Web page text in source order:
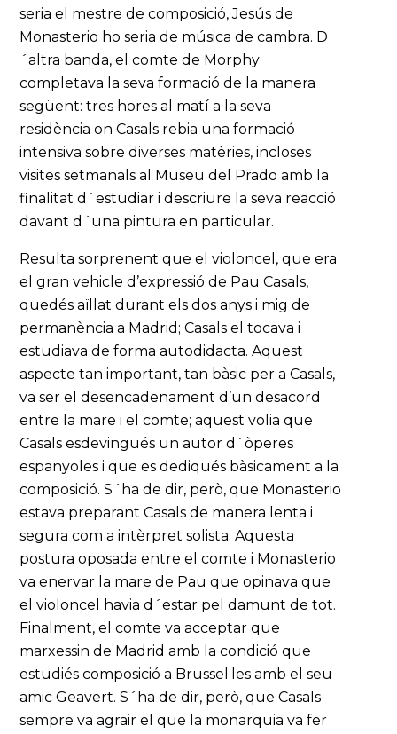
seria el mestre de composició, Jesús de
Monasterio ho seria de música de cambra. D
´altra banda, el comte de Morphy
completava la seva formació de la manera
següent: tres hores al matí a la seva
residència on Casals rebia una formació
intensiva sobre diverses matèries, incloses
visites setmanals al Museu del Prado amb la
finalitat d´estudiar i descriure la seva reacció
davant d´una pintura en particular.
Resulta sorprenent que el violoncel, que era
el gran vehicle d’expressió de Pau Casals,
quedés aïllat durant els dos anys i mig de
permanència a Madrid; Casals el tocava i
estudiava de forma autodidacta. Aquest
aspecte tan important, tan bàsic per a Casals,
va ser el desencadenament d’un desacord
entre la mare i el comte; aquest volia que
Casals esdevingués un autor d´òperes
espanyoles i que es dediqués bàsicament a la
composició. S´ha de dir, però, que Monasterio
estava preparant Casals de manera lenta i
segura com a intèrpret solista. Aquesta
postura oposada entre el comte i Monasterio
va enervar la mare de Pau que opinava que
el violoncel havia d´estar pel damunt de tot.
Finalment, el comte va acceptar que
marxessin de Madrid amb la condició que
estudiés composició a Brussel·les amb el seu
amic Geavert. S´ha de dir, però, que Casals
sempre va agrair el que la monarquia va fer